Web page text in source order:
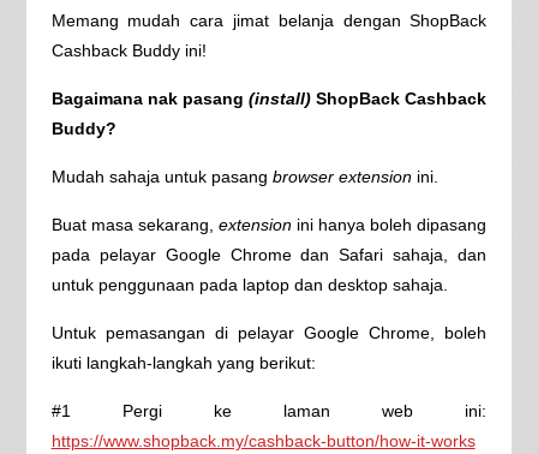
Memang mudah cara jimat belanja dengan ShopBack
Cashback Buddy ini!
Bagaimana nak pasang(install) ShopBack Cashback
Buddy?
Mudah sahaja untuk pasang browser extensionini.
Buat masa sekarang, extensionini hanya boleh dipasang
pada pelayar Google Chrome dan Safari sahaja, dan
untuk penggunaan pada laptop dan desktop sahaja.
Untuk pemasangan di pelayar Google Chrome, boleh
ikuti langkah-langkah yang berikut:
#1 Pergi ke laman web ini:
https://www.shopback.my/cashback-button/how-it-works